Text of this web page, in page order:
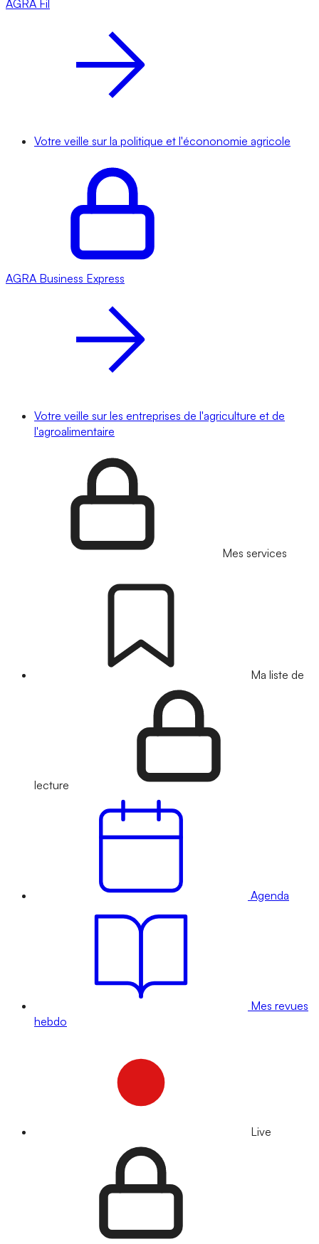
AGRA Fil
Votre veille sur la politique et l'écononomie agricole
AGRA Business Express
Votre veille sur les entreprises de l'agriculture et de
l'agroalimentaire
Mes services
Ma liste de
lecture
Agenda
Mes revues
hebdo
Live